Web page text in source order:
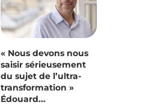
« Nous devons nous
saisir sérieusement
du sujet de l’ultra-
transformation »
Édouard...